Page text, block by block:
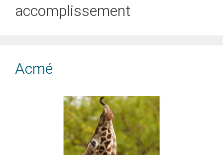
accomplissement
Acmé